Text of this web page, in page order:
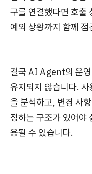
구를 연결했다면 호출
예외 상황까지 함께 점
결국 AI Agent의 운영
유지되지 않습니다.
을 분석하고, 변경 사
정하는 구조가 있어야
용될 수 있습니다.